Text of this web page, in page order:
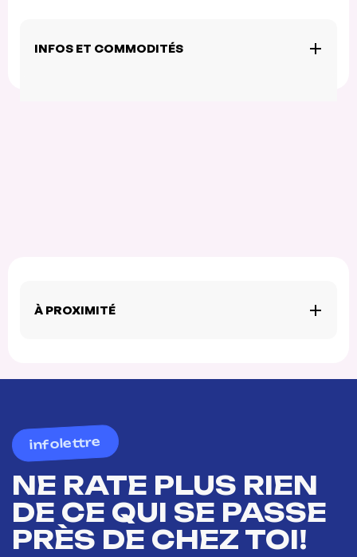
INFOS ET COMMODITÉS
À PROXIMITÉ
infolettre
NE RATE PLUS RIEN
DE CE QUI SE PASSE
PRÈS DE CHEZ TOI!